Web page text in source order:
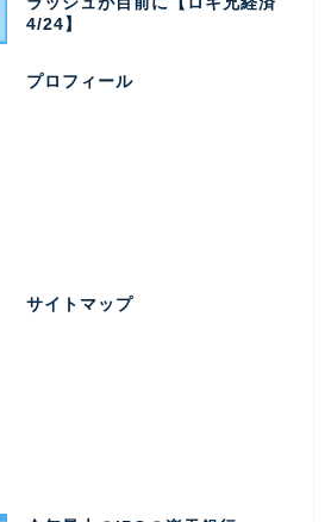
4/24】
プロフィール
サイトマップ